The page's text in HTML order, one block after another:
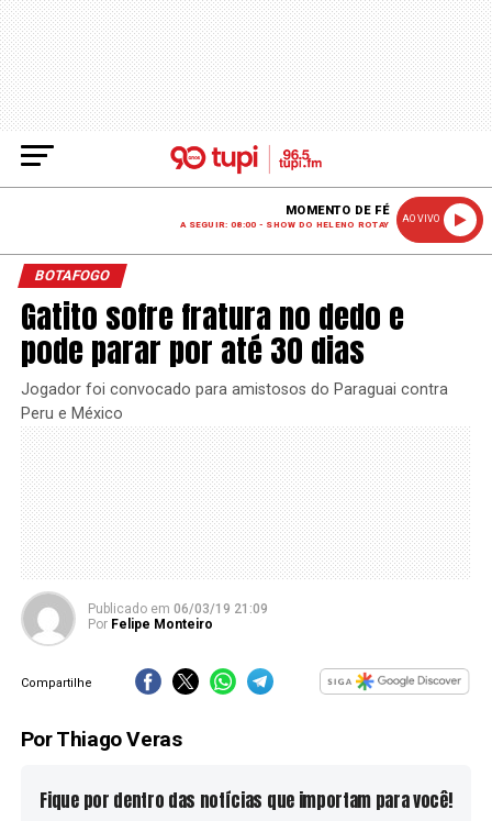
MOMENTO DE FÉ
A SEGUIR: 08:00 - SHOW DO HELENO ROTAY
AO VIVO
BOTAFOGO
Gatito sofre fratura no dedo e
pode parar por até 30 dias
Jogador foi convocado para amistosos do Paraguai contra
Peru e México
Publicado em 06/03/19 21:09
Por Felipe Monteiro
Compartilhe
Por Thiago Veras
Fique por dentro das notícias que importam para você!